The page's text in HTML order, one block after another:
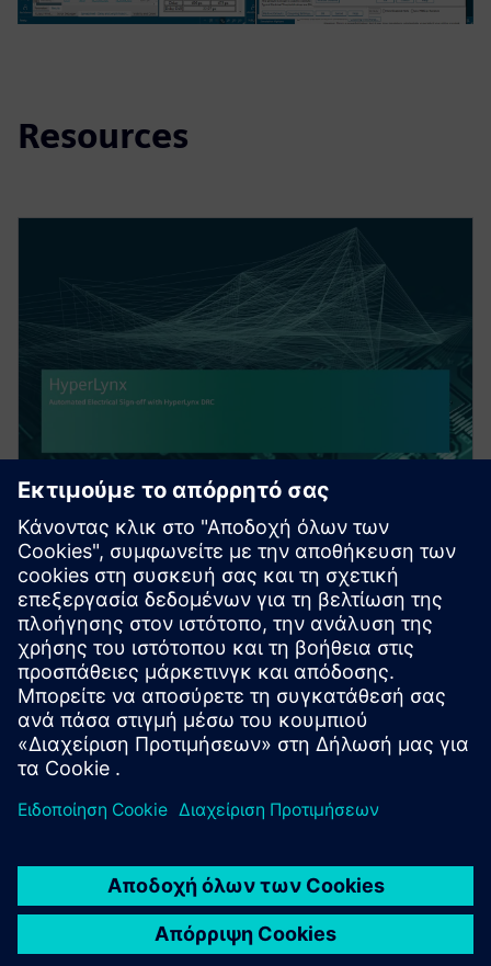
Resources
WEBINAR
Automated Electrical Sign-off
with HyperLynx DRC
Achieving electrical signoff has become a critical part
of the PCB design process. Yet, manual signoff is
time-consuming, error-prone, and requires ex